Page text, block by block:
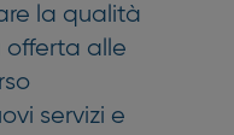
la qualità
offerta alle
servizi e